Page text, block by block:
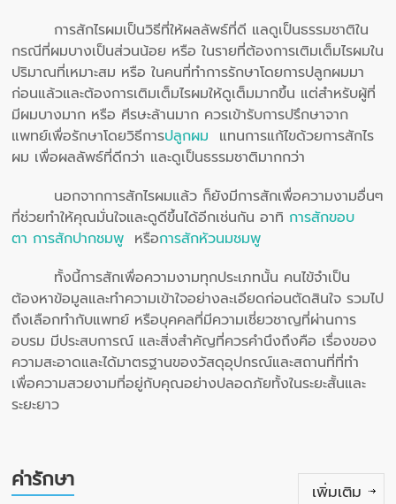
การสักไรผมเป็นวิธีที่ให้ผลลัพธ์ที่ดี แลดูเป็นธรรมชาติใน
กรณีที่ผมบางเป็นส่วนน้อย หรือ ในรายที่ต้องการเติมเต็มไรผมใน
ปริมาณที่เหมาะสม หรือ ในคนที่ทำการรักษาโดยการปลูกผมมา
ก่อนแล้วและต้องการเติมเต็มไรผมให้ดูเต็มมากขึ้น แต่สำหรับผู้ที่
มีผมบางมาก หรือ ศีรษะล้านมาก ควรเข้ารับการปรึกษาจาก
แพทย์เพื่อรักษาโดยวิธีการปลูกผม แทนการแก้ไขด้วยการสักไร
ผม เพื่อผลลัพธ์ที่ดีกว่า และดูเป็นธรรมชาติมากกว่า
นอกจากการสักไรผมแล้ว ก็ยังมีการสักเพื่อความงามอื่นๆ
ที่ช่วยทำให้คุณมั่นใจและดูดีขึ้นได้อีกเช่นกัน อาทิการสักขอบ
ตา การสักปากชมพู หรือการสักหัวนมชมพู
ทั้งนี้การสักเพื่อความงามทุกประเภทนั้น คนไข้จำเป็น
ต้องหาข้อมูลและทำความเข้าใจอย่างละเอียดก่อนตัดสินใจ รวมไป
ถึงเลือกทำกับแพทย์ หรือบุคคลที่มีความเชี่ยวชาญที่ผ่านการ
อบรม มีประสบการณ์ และสิ่งสำคัญที่ควรคำนึงถึงคือ เรื่องของ
ความสะอาดและได้มาตรฐานของวัสดุอุปกรณ์และสถานที่ที่ทำ
เพื่อความสวยงามที่อยู่กับคุณอย่างปลอดภัยทั้งในระยะสั้นและ
ระยะยาว
ค่ารักษา เพิ่มเติม